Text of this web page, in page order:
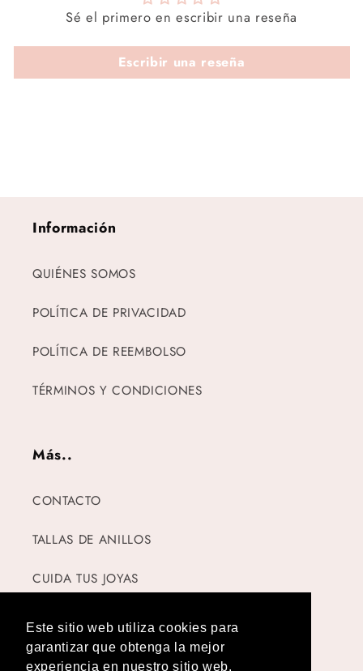
Este sitio web utiliza cookies para
garantizar que obtenga la mejor
experiencia en nuestro sitio web.
Sé el primero en escribir una reseña
Escribir una reseña
Información
QUIÉNES SOMOS
POLÍTICA DE PRIVACIDAD
POLÍTICA DE REEMBOLSO
TÉRMINOS Y CONDICIONES
Más..
CONTACTO
TALLAS DE ANILLOS
CUIDA TUS JOYAS
InstagramTikTok